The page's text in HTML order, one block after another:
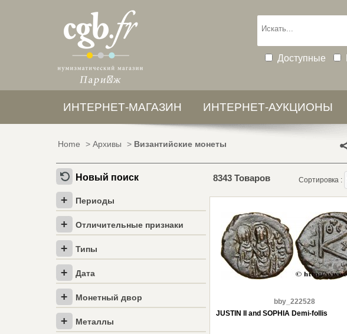
Доступные
ИНТЕРНЕТ-МАГАЗИН ИНТЕРНЕТ-АУКЦИОНЫ
Home >Архивы > Византийские монеты
Новый поиск
Периоды
Отличительные признаки
Типы
Дата
Монетный двор
Металлы
8343 Товаров Сортировка :
bby_222528
JUSTIN II and SOPHIA Demi-follis